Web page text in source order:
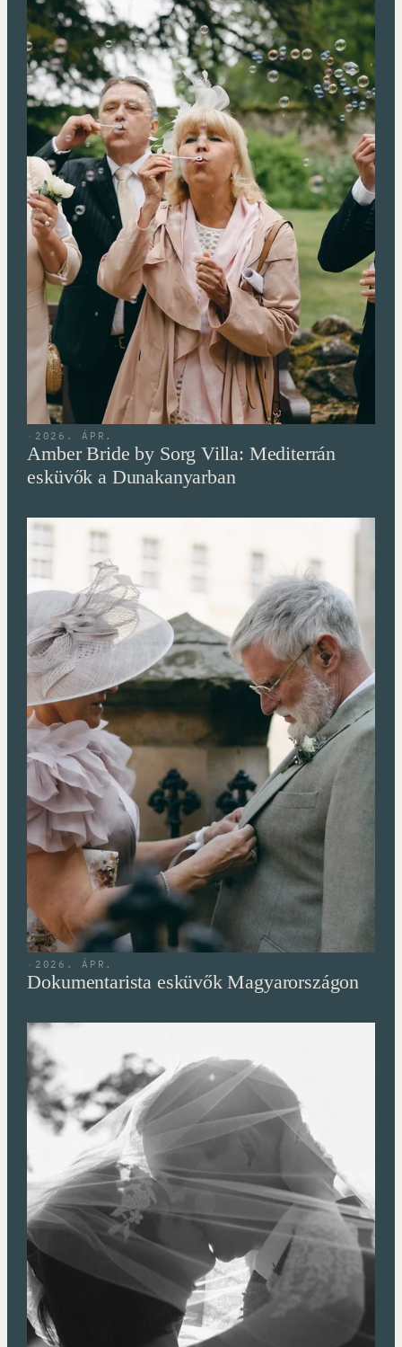
· 2026. ÁPR.
Amber Bride by Sorg Villa: Mediterrán
esküvők a Dunakanyarban
· 2026. ÁPR.
Dokumentarista esküvők Magyarországon